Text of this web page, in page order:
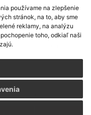
používame na zlepšenie
stránok, na to, aby sme
reklamy, na analýzu
toho, odkiaľ naši
s využitím RSS
Mapa stránok,web portál
,registrácia domény
prístupnosti